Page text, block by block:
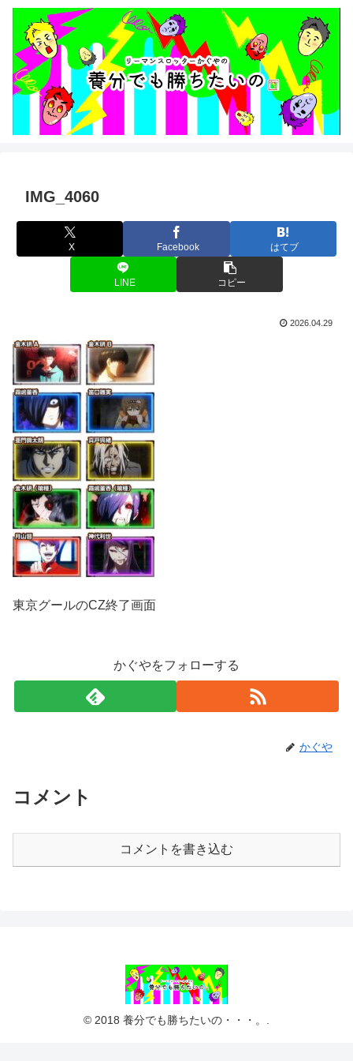
IMG_4060
X Facebook はてブ
LINE コピー
2026.04.29
東京グールのCZ終了画面
かぐやをフォローする
かぐや
コメント
コメントを書き込む
© 2018 養分でも勝ちたいの・・・。.